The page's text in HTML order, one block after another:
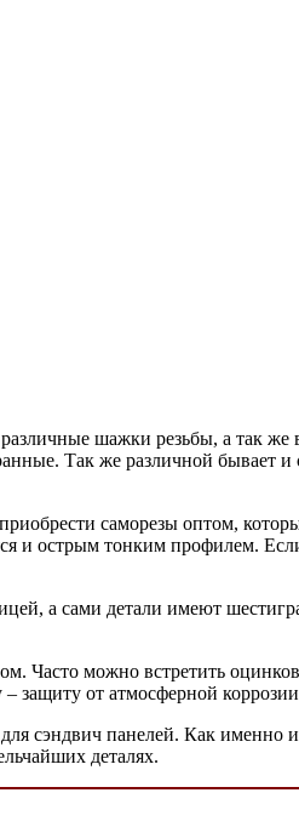
шажки резьбы, а так же
Так же различной бывает и
саморезы оптом,
и острым тонким профилем.
а сами детали имеют
Часто можно встретить
защиту от атмосферной
сэндвич панелей. Как именно
деталях.